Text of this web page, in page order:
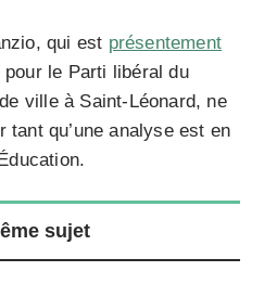
qui est présentement
pour le Parti libéral du
ville à Saint-Léonard, ne
tant qu’une analyse est en
sujet